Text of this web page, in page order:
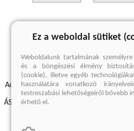
A keresett
Adatvédelmi szabályzatok Elállási
ÁSZF - Vásárlási feltételek
Ez a weboldal sütiket
Weboldalunk tartalmának
és a böngészési élmény
(cookie), illetve egyéb
használatára vonatkozó
testreszabási lehetőségeiről bővebb
érhető el.